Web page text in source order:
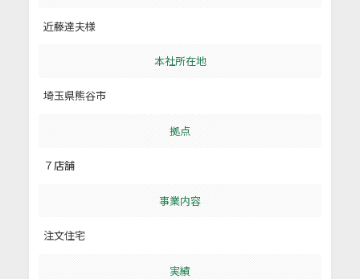
近藤達夫様
本社所在地
埼玉県熊谷市
拠点
７店舗
事業内容
注文住宅
実績